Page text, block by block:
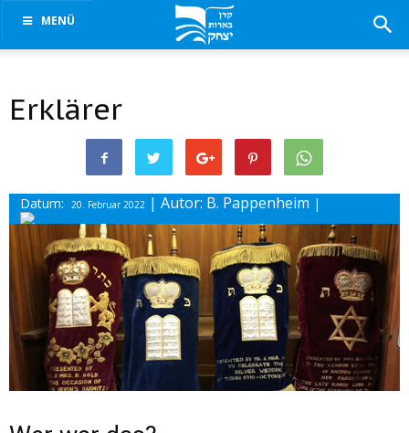
MENÜ
Erklärer
Datum: 20. Februar 2022 | Autor: B. Pappenheim |
Drucke diesen Beitrag